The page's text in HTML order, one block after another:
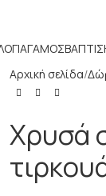
ΓΆΜΟΣ
Αρχική σελίδα
Χρυσά